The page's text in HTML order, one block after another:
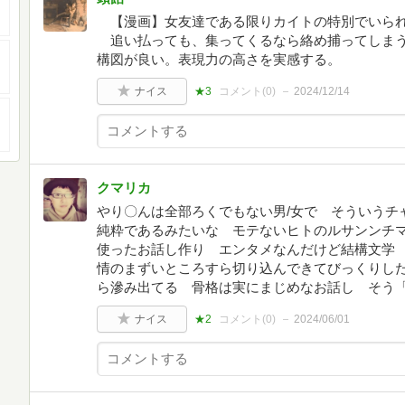
【漫画】女友達である限りカイトの特別でいら
追い払っても、集ってくるなら絡め捕ってし
構図が良い。表現力の高さを実感する。
ナイス ★3 コメント(0) 2024/12/14
クマリカ
やり〇んは全部ろくでもない男/女で そういうチ
純粋であるみたいな モテないヒトのルサンンチ
使ったお話し作り エンタメなんだけど結構文学
情のまずいところすら切り込んできてびっくり
ら滲み出てる 骨格は実にまじめなお話し そう
ナイス ★2 コメント(0) 2024/06/01